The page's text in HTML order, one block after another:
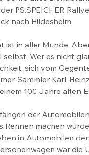
PS.SPEICHER
nach Hildesheim
ist in aller Munde.
Wer es nicht
sich vom
Sammler Karl-
100 Jahre alten
der
Rennen machen
in Automobilen
war die